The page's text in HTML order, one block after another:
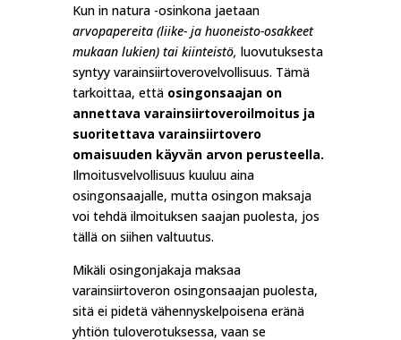
Kun in natura -osinkona jaetaan
arvopapereita (liike- ja huoneisto-osakkeet
mukaan lukien) tai kiinteistö, luovutuksesta
syntyy varainsiirtoverovelvollisuus. Tämä
tarkoittaa, että osingonsaajan on
annettava varainsiirtoveroilmoitus ja
suoritettava varainsiirtovero
omaisuuden käyvän arvon perusteella.
Ilmoitusvelvollisuus kuuluu aina
osingonsaajalle, mutta osingon maksaja
voi tehdä ilmoituksen saajan puolesta, jos
tällä on siihen valtuutus.
Mikäli osingonjakaja maksaa
varainsiirtoveron osingonsaajan puolesta,
sitä ei pidetä vähennyskelpoisena eränä
yhtiön tuloverotuksessa, vaan se